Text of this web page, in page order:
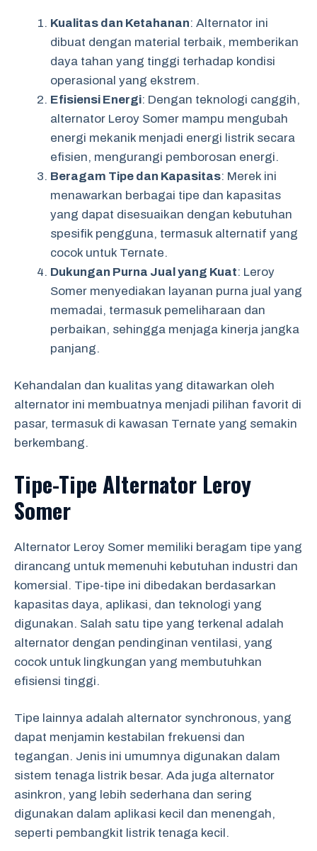
Kualitas dan Ketahanan: Alternator ini
dibuat dengan material terbaik, memberikan
daya tahan yang tinggi terhadap kondisi
operasional yang ekstrem.
Efisiensi Energi: Dengan teknologi canggih,
alternator Leroy Somer mampu mengubah
energi mekanik menjadi energi listrik secara
efisien, mengurangi pemborosan energi.
Beragam Tipe dan Kapasitas: Merek ini
menawarkan berbagai tipe dan kapasitas
yang dapat disesuaikan dengan kebutuhan
spesifik pengguna, termasuk alternatif yang
cocok untuk Ternate.
Dukungan Purna Jual yang Kuat: Leroy
Somer menyediakan layanan purna jual yang
memadai, termasuk pemeliharaan dan
perbaikan, sehingga menjaga kinerja jangka
panjang.
Kehandalan dan kualitas yang ditawarkan oleh
alternator ini membuatnya menjadi pilihan favorit di
pasar, termasuk di kawasan Ternate yang semakin
berkembang.
Tipe-Tipe Alternator Leroy
Somer
Alternator Leroy Somer memiliki beragam tipe yang
dirancang untuk memenuhi kebutuhan industri dan
komersial. Tipe-tipe ini dibedakan berdasarkan
kapasitas daya, aplikasi, dan teknologi yang
digunakan. Salah satu tipe yang terkenal adalah
alternator dengan pendinginan ventilasi, yang
cocok untuk lingkungan yang membutuhkan
efisiensi tinggi.
Tipe lainnya adalah alternator synchronous, yang
dapat menjamin kestabilan frekuensi dan
tegangan. Jenis ini umumnya digunakan dalam
sistem tenaga listrik besar. Ada juga alternator
asinkron, yang lebih sederhana dan sering
digunakan dalam aplikasi kecil dan menengah,
seperti pembangkit listrik tenaga kecil.